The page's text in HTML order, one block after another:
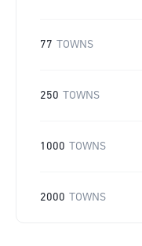
77 TOWNS
250 TOWNS
1000 TOWNS
2000 TOWNS